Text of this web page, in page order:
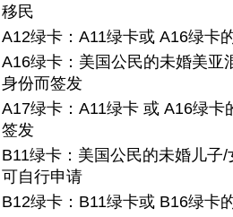
移民
A12绿卡：A11绿卡或 A16绿卡
A16绿卡：美国公民的未婚美亚
身份而签发
A17绿卡：A11绿卡 或 A16绿卡
签发
B11绿卡：美国公民的未婚儿子/
可自行申请
B12绿卡：B11绿卡或 B16绿卡